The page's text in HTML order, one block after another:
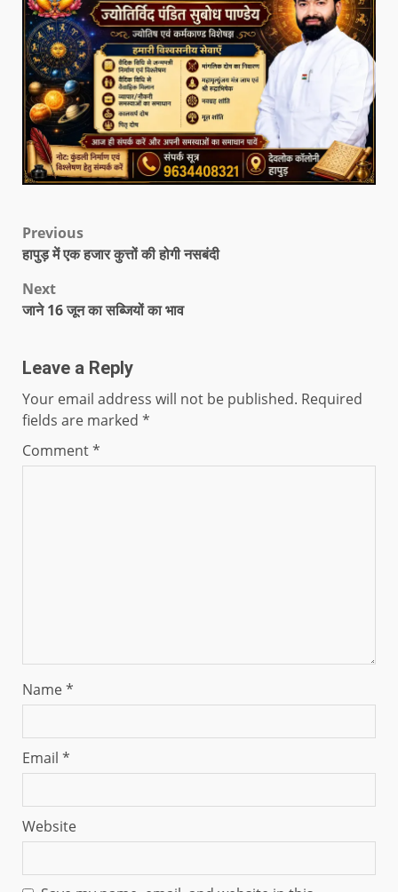
Previous
हापुड़ में एक हजार कुत्तों की होगी नसबंदी
Next
जाने 16 जून का सब्जियों का भाव
Leave a Reply
Your email address will not be published. Required
fields are marked *
Comment*
Name*
Email *
Website